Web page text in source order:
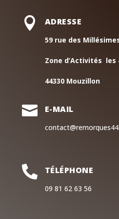
 ADRESSE
59 rue des
Zone d’Activités les
44330 Mouzillon
 E-MAIL
 TÉLÉPHONE
09 81 62 63 56